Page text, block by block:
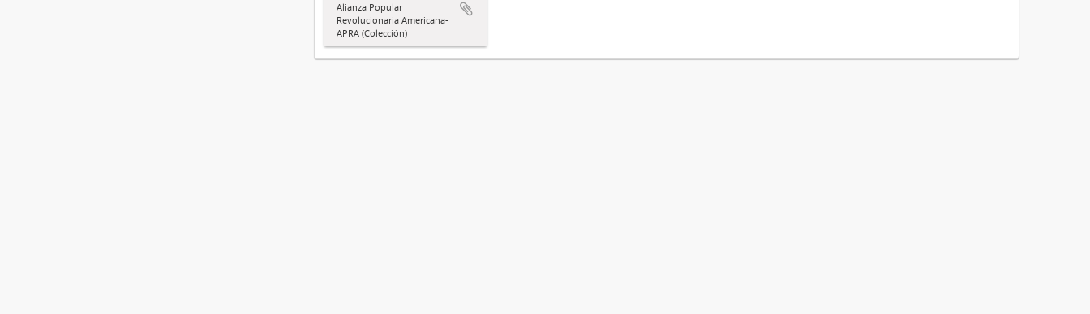
Alianza Popular
Revolucionaria Americana-
APRA (Colección)